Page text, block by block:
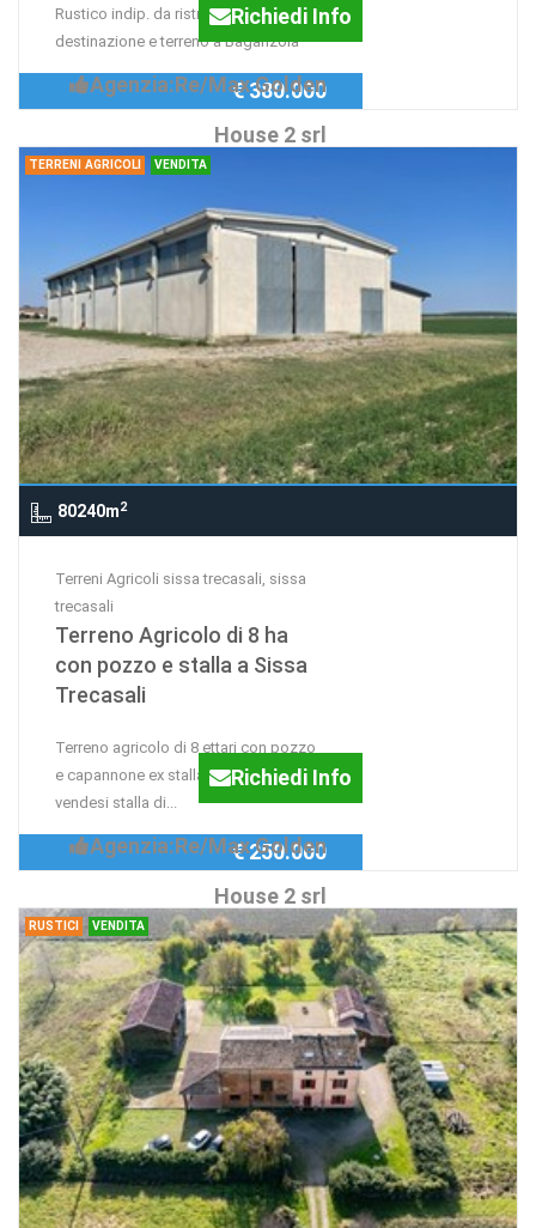
Rustico indip. da ristrut. cambio di
destinazione e terreno a Baganzola
Richiedi Info
Agenzia:Re/Max Golden
House 2 srl
€ 380.000
TERRENI AGRICOLI VENDITA
80240m2
Terreni Agricoli sissa trecasali, sissa
trecasali
Terreno Agricolo di 8 ha
con pozzo e stalla a Sissa
Trecasali
Terreno agricolo di 8 ettari con pozzo
e capannone ex stalla Sissa Trecasali:
vendesi stalla di...
Richiedi Info
Agenzia:Re/Max Golden
House 2 srl
€ 250.000
RUSTICI VENDITA